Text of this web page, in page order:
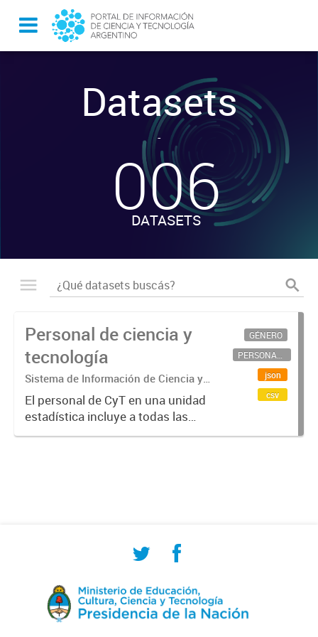
Datasets
-
006
DATASETS
Personal de ciencia y
tecnología
Sistema de Información de Ciencia y
Tecnología Argentino (SICYTAR)
El personal de CyT en una unidad
estadística incluye a todas las
personas involucradas
GÉNERO
PERSONAL CIENTÍFICO-TECNOLÓGICO
json
csv